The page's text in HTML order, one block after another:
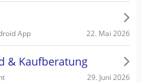
App 22. Mai 2026
& Kaufberatung
29. Juni 2026